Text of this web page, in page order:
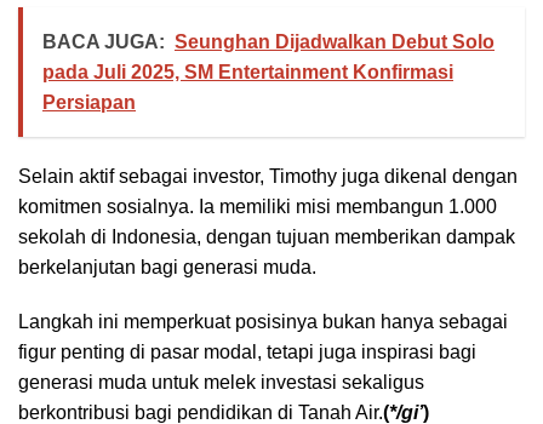
BACA JUGA: Seunghan Dijadwalkan Debut Solo
pada Juli 2025, SM Entertainment Konfirmasi
Persiapan
Selain aktif sebagai investor, Timothy juga dikenal dengan
komitmen sosialnya. Ia memiliki misi membangun 1.000
sekolah di Indonesia, dengan tujuan memberikan dampak
berkelanjutan bagi generasi muda.
Langkah ini memperkuat posisinya bukan hanya sebagai
figur penting di pasar modal, tetapi juga inspirasi bagi
generasi muda untuk melek investasi sekaligus
berkontribusi bagi pendidikan di Tanah Air.(*/gi’)